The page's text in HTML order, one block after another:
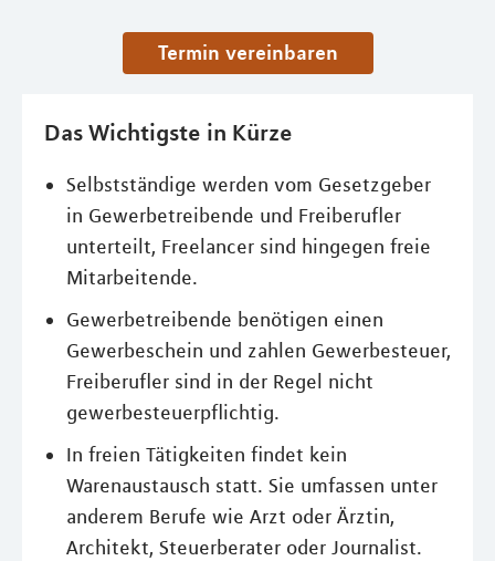
Termin vereinbaren
Das Wichtigste in Kürze
Selbstständige werden vom Gesetzgeber
in Gewerbetreibende und Freiberufler
unterteilt, Freelancer sind hingegen freie
Mitarbeitende.
Gewerbetreibende benötigen einen
Gewerbeschein und zahlen Gewerbesteuer,
Freiberufler sind in der Regel nicht
gewerbesteuerpflichtig.
In freien Tätigkeiten findet kein
Warenaustausch statt. Sie umfassen unter
anderem Berufe wie Arzt oder Ärztin,
Architekt, Steuerberater oder Journalist.